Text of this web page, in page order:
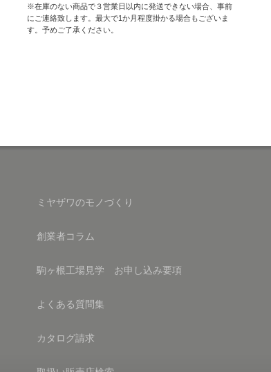
※在庫のない商品で３営業日以内に発送できない場合、事前
にご連絡致します。最大で1か月程度掛かる場合もございま
す。予めご了承ください。
ミヤザワのモノづくり
創業者コラム
駒ヶ根工場見学 お申し込み要項
よくある質問集
カタログ請求